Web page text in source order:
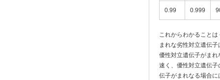
0.99 0.999
これからわかること
まれな劣性対立遺伝
優性対立遺伝子がま
速く、優性対立遺伝
伝子がまれなる場合